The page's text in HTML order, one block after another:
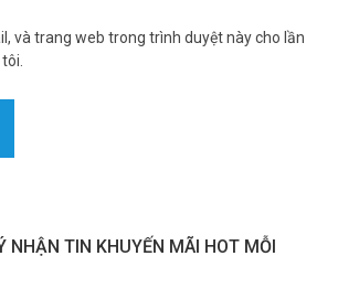
và trang web trong trình duyệt này cho lần
NHẬN TIN KHUYẾN MÃI HOT MỖI